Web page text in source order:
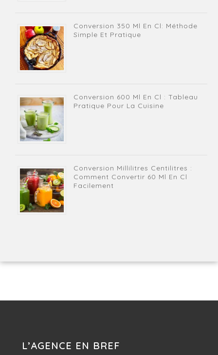
Conversion 350 Ml En Cl: Méthode
Simple Et Pratique
Conversion 600 Ml En Cl : Tableau
Pratique Pour La Cuisine
Conversion Millilitres Centilitres :
Comment Convertir 60 Ml En Cl
Facilement
L’AGENCE EN BREF